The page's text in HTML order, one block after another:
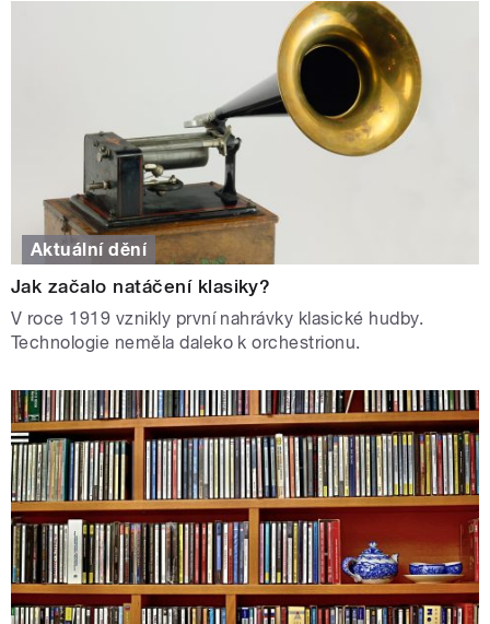
Aktuální dění
Jak začalo natáčení klasiky?
V roce 1919 vznikly první nahrávky klasické hudby.
Technologie neměla daleko k orchestrionu.